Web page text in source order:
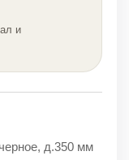
и
д.350 мм